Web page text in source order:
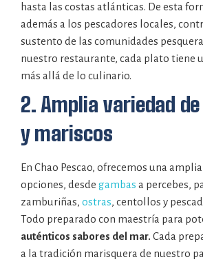
hasta las costas atlánticas. De esta
además a los pescadores locales,
sustento de las comunidades
nuestro restaurante, cada plato tiene
más allá de lo culinario.
2. Amplia variedad
y mariscos
En Chao Pescao, ofrecemos una
opciones, desde gambas a percebes,
zamburiñas, ostras, centollos y
Todo preparado con maestría para
auténticos sabores del mar. Cada
a la tradición marisquera de nuestro